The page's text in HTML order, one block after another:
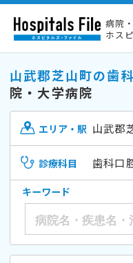
病院
ホス
山武郡芝山町の歯
院・大学病院
エリア・駅 山武郡
診療科目 歯科口
キーワード